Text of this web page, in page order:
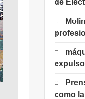
de
como